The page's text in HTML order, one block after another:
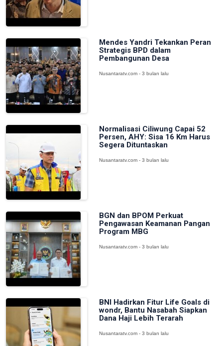
Mendes Yandri Tekankan Peran
Strategis BPD dalam
Pembangunan Desa
Nusantaratv.com - 3 bulan lalu
Normalisasi Ciliwung Capai 52
Persen, AHY: Sisa 16 Km Harus
Segera Dituntaskan
Nusantaratv.com - 3 bulan lalu
BGN dan BPOM Perkuat
Pengawasan Keamanan Pangan
Program MBG
Nusantaratv.com - 3 bulan lalu
BNI Hadirkan Fitur Life Goals di
wondr, Bantu Nasabah Siapkan
Dana Haji Lebih Terarah
Nusantaratv.com - 3 bulan lalu